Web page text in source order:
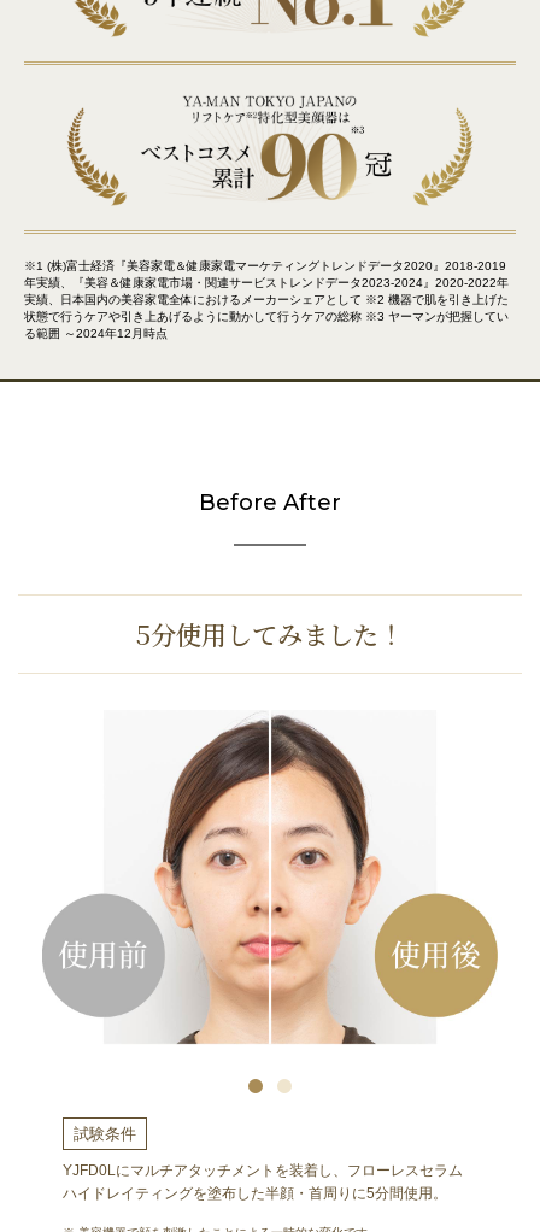
※1 (株)富士経済『美容家電＆健康家電マーケティングトレンドデータ2020』2018-2019
年実績、『美容＆健康家電市場・関連サービストレンドデータ2023-2024』2020-2022年
実績、日本国内の美容家電全体におけるメーカーシェアとして ※2 機器で肌を引き上げた
状態で行うケアや引き上あげるように動かして行うケアの総称 ※3 ヤーマンが把握してい
る範囲 ～2024年12月時点
Before After
5分使用してみました！
試験条件
YJFD0Lにマルチアタッチメントを装着し、フローレスセラム
ハイドレイティングを塗布した半顔・首周りに5分間使⽤。